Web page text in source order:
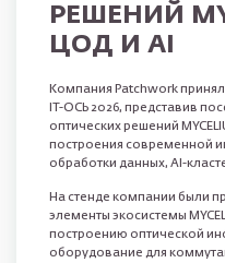
РЕШЕНИЙ
ЦОД И AI
Компания Patchwork
IT-ОСЬ 2026, представив
оптических решений
построения современной
обработки данных, AI-
На стенде компании были
элементы экосистемы
построению оптической
оборудование для